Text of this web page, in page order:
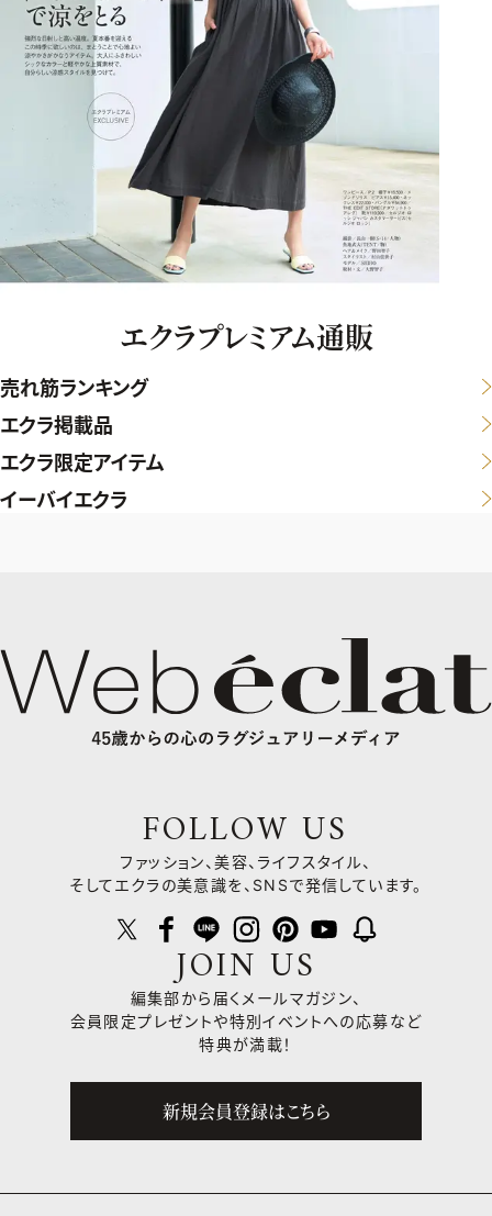
エクラプレミアム通販
売れ筋ランキング
エクラ掲載品
エクラ限定アイテム
イーバイエクラ
FOLLOW US
ファッション、美容、ライフスタイル、
そしてエクラの美意識を、SNSで発信しています。
JOIN US
編集部から届くメールマガジン、
会員限定プレゼントや特別イベントへの応募など
特典が満載！
新規会員登録はこちら